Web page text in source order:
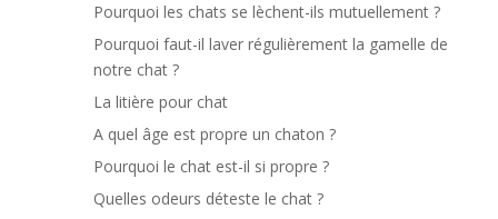
Pourquoi les chats se lèchent-ils mutuellement ?
Pourquoi faut-il laver régulièrement la gamelle de
notre chat ?
La litière pour chat
A quel âge est propre un chaton ?
Pourquoi le chat est-il si propre ?
Quelles odeurs déteste le chat ?